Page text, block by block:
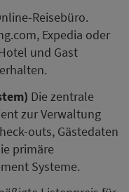
Reisebüro.
Expedia oder
und Gast
Die zentrale
zur Verwaltung
outs, Gästedaten
primäre
Systeme.